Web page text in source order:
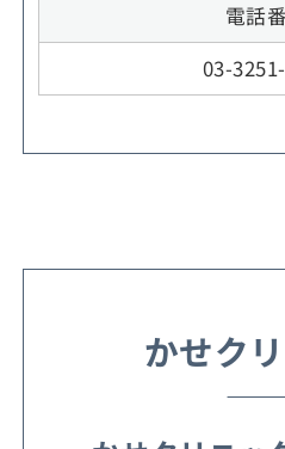
電話
03-
かせク